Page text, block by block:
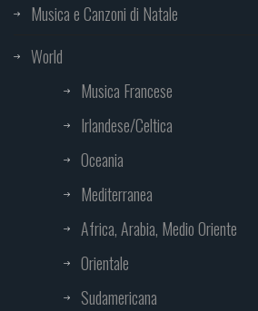
Musica e Canzoni di Natale
World
Musica Francese
Irlandese/Celtica
Oceania
Mediterranea
Africa, Arabia, Medio Oriente
Orientale
Sudamericana